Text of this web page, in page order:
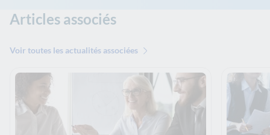
Articles associés
Voir toutes les actualités associées